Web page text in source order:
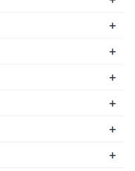
+
+
+
+
+
+